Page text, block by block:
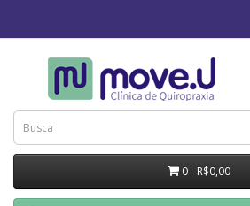
0 - R$0,00